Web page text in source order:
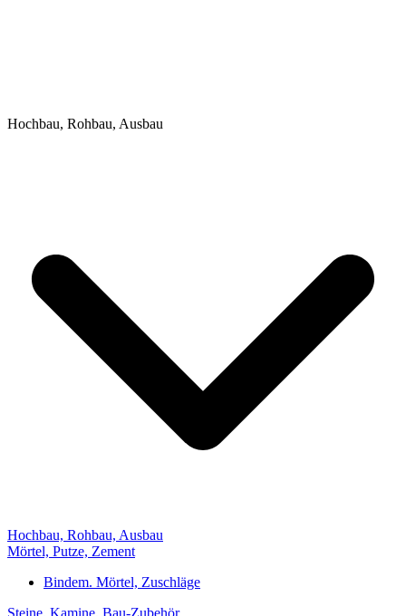
Hochbau, Rohbau, Ausbau
Hochbau, Rohbau, Ausbau
Mörtel, Putze, Zement
Bindem. Mörtel, Zuschläge
Steine, Kamine, Bau-Zubehör